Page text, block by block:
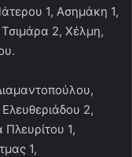
1, Ασημάκη 1,
Τσιμάρα 2, Χέλμη,
2,
1,
1,